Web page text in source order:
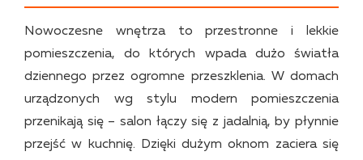
Nowoczesne wnętrza to przestronne i lekkie
pomieszczenia, do których wpada dużo światła
dziennego przez ogromne przeszklenia. W domach
urządzonych wg stylu modern pomieszczenia
przenikają się – salon łączy się z jadalnią, by płynnie
przejść w kuchnię. Dzięki dużym oknom zaciera się